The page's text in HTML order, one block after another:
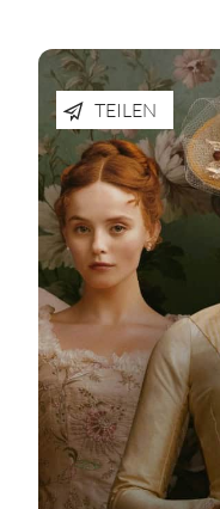
TEILEN